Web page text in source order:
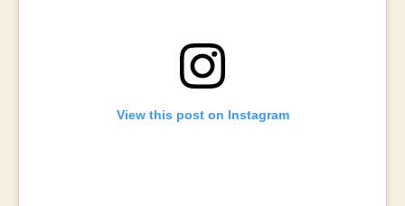
View this post on Instagram